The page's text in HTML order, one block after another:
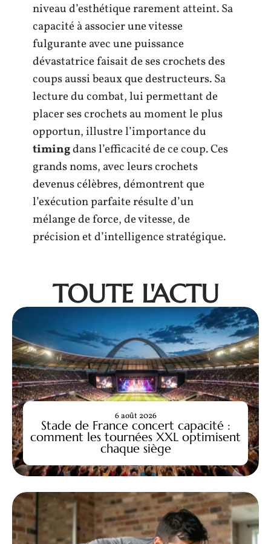
niveau d’esthétique rarement atteint. Sa
capacité à associer une vitesse
fulgurante avec une puissance
dévastatrice faisait de ses crochets des
coups aussi beaux que destructeurs. Sa
lecture du combat, lui permettant de
placer ses crochets au moment le plus
opportun, illustre l’importance du
timingdans l’efficacité de ce coup. Ces
grands noms, avec leurs crochets
devenus célèbres, démontrent que
l’exécution parfaite résulte d’un
mélange de force, de vitesse, de
précision et d’intelligence stratégique.
TOUTE L'ACTU
Stade de France concert capacité :
comment les tournées XXL optimisent
chaque siège
6 août 2026